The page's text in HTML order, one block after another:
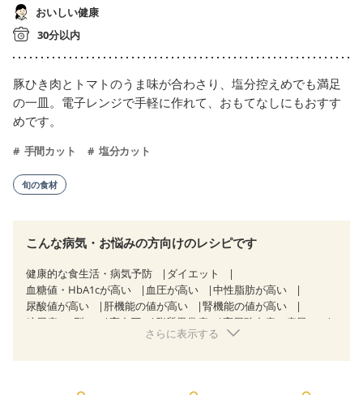
おいしい健康
30分以内
豚ひき肉とトマトのうま味が合わさり、塩分控えめでも満足
の一皿。電子レンジで手軽に作れて、おもてなしにもおすす
めです。
手間カット 塩分カット
旬の食材
こんな病気・お悩みの方向けのレシピです
健康的な食生活・病気予防
ダイエット
血糖値・HbA1cが高い
血圧が高い
中性脂肪が高い
尿酸値が高い
肝機能の値が高い
腎機能の値が高い
糖尿病（2型）
高血圧 脂質異常症
高尿酸血症（痛風）
心臓弁膜症 心不全
さらに表示する